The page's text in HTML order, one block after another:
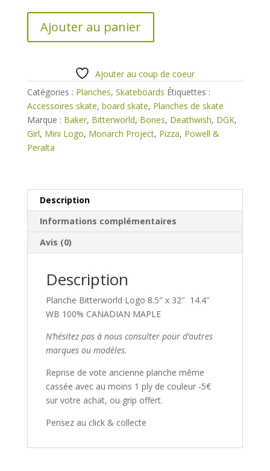
Planche
orange
8.5"
Apec
Ajouter au panier
Ajouter au coup de coeur
Catégories : Planches, Skateboards Étiquettes :
Accessoires skate, board skate, Planches de skate
Marque : Baker, Bitterworld, Bones, Deathwish, DGK,
Girl, Mini Logo, Monarch Project, Pizza, Powell &
Peralta
Description
Informations complémentaires
Avis (0)
Description
Planche Bitterworld Logo 8.5″ x 32″ 14.4″
WB 100% CANADIAN MAPLE
N’hésitez pas à nous consulter pour d’autres
marques ou modèles.
Reprise de vote ancienne planche même
cassée avec au moins 1 ply de couleur -5€
sur votre achat, ou grip offert.
Pensez au click & collecte